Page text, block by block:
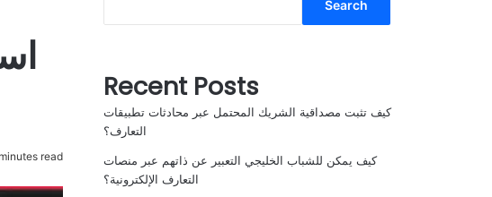
read
Search
Recent Posts
كيف تثبت مصداقية الشريك المحتمل عبر محادثات تطبيقات
التعارف؟
كيف يمكن للشباب الخليجي التعبير عن ذاتهم عبر منصات
التعارف الإلكترونية؟